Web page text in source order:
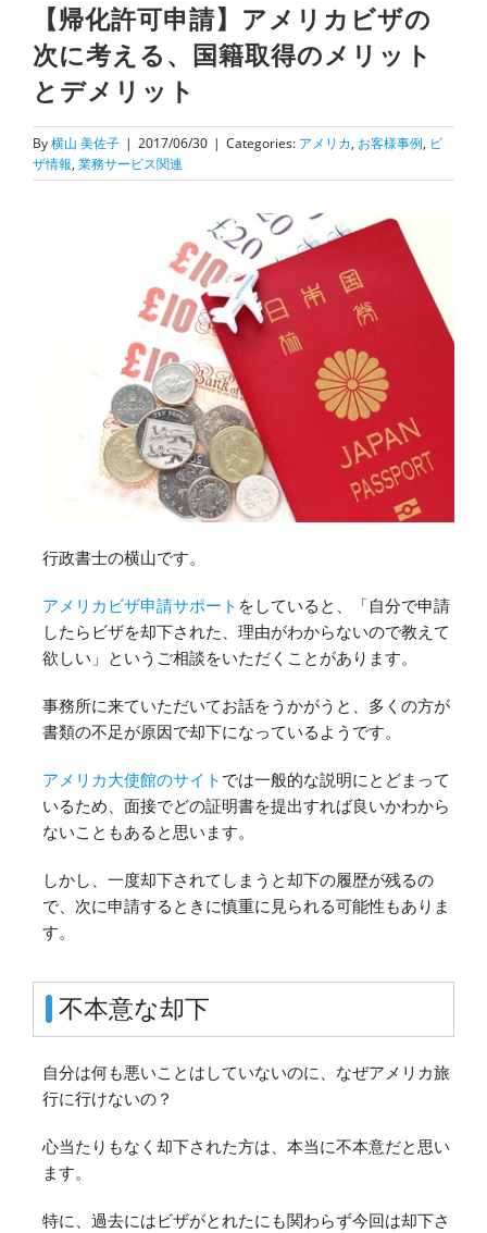
【帰化許可申請】アメリカビザの
次に考える、国籍取得のメリット
とデメリット
By横山 美佐子 | 2017/06/30 | Categories: アメリカ, お客様事例, ビ
ザ情報, 業務サービス関連
行政書士の横山です。
アメリカビザ申請サポート をしていると、「自分で申請
したらビザを却下された、理由がわからないので教えて
欲しい」というご相談をいただくことがあります。
事務所に来ていただいてお話をうかがうと、多くの方が
書類の不足が原因で却下になっているようです。
アメリカ大使館のサイト では一般的な説明にとどまって
いるため、面接でどの証明書を提出すれば良いかわから
ないこともあると思います。
しかし、一度却下されてしまうと却下の履歴が残るの
で、次に申請するときに慎重に見られる可能性もありま
す。
不本意な却下
自分は何も悪いことはしていないのに、なぜアメリカ旅
行に行けないの？
心当たりもなく却下された方は、本当に不本意だと思い
ます。
特に、過去にはビザがとれたにも関わらず今回は却下さ